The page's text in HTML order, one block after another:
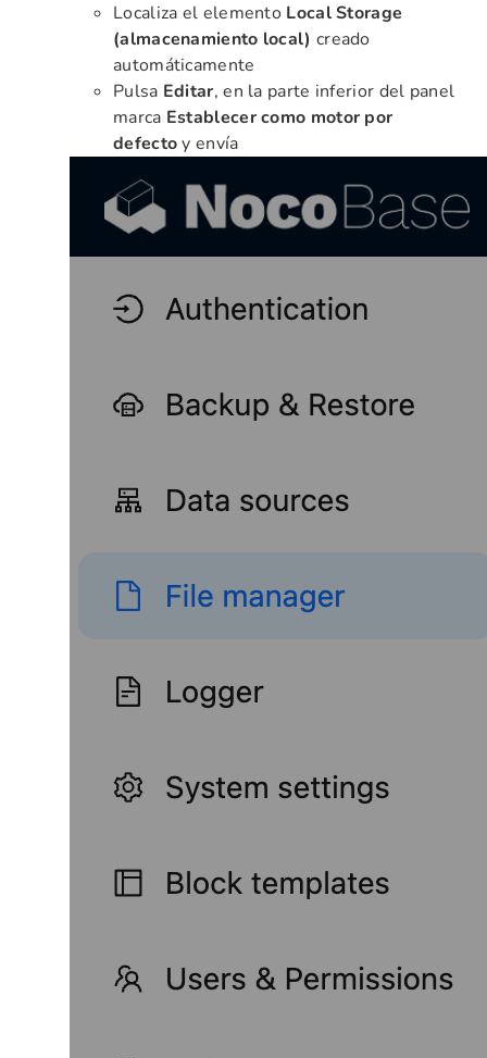
Localiza el elemento Local Storage
(almacenamiento local) creado
automáticamente
Pulsa Editar, en la parte inferior del panel
marca Establecer como motor por
defectoy envía